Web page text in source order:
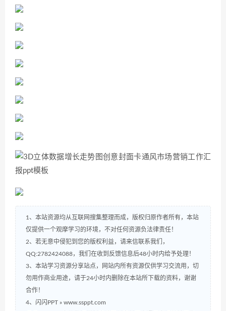
1、本站资源均从互联网搜集整理而成，版权归原作者所有，本站
仅提供一个观摩学习的环境，不对任何资源负法律责任！
2、若无意中侵犯到您的版权利益，请来信联系我们，
QQ:2782424088，我们在收到反馈信息后48小时内给予处理！
3、本站学习资源分享站点，网站内所有资源仅供学习交流用，切
勿用作商业用途，请于24小时内删除在本站所下载的资料，谢谢
合作！
4、闪闪PPT » www.ssppt.com